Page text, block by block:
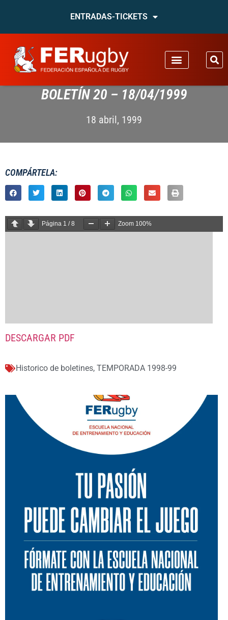
ENTRADAS-TICKETS
BOLETÍN 20 – 18/04/1999
18 abril, 1999
COMPÁRTELA:
Página 1 /8 Zoom 100%
DESCARGAR PDF
Historico de boletines, TEMPORADA 1998-99